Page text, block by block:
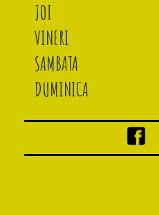
JOI
VINERI
SAMBATA
DUMINICA